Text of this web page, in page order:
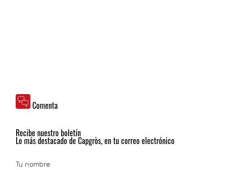
Comenta
Recibe nuestro boletín
Lo más destacado de Capgròs, en tu correo electrónico
Tu nombre